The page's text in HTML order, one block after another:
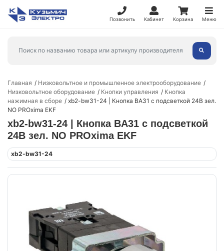
Позвонить Кабинет Корзина Меню
Главная
Низковольтное и промышленное электрооборудование
Низковольтное оборудование
Кнопки управления
Кнопка
нажимная в сборе
xb2-bw31-24 | Кнопка BA31 с подсветкой 24В зел.
NO PROxima EKF
xb2-bw31-24 | Кнопка BA31 с подсветкой
24В зел. NO PROxima EKF
xb2-bw31-24